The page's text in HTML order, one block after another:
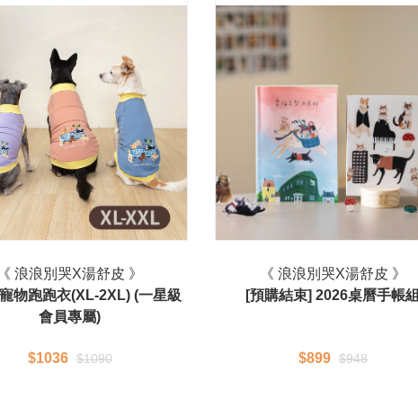
浪浪別哭X湯舒皮 》
物跑跑衣(XL-2XL) (一星級
會員專屬)
$1036 $1090
《 浪浪別哭X湯舒皮 》
[預購結束] 2026桌曆手帳組
$899 $948